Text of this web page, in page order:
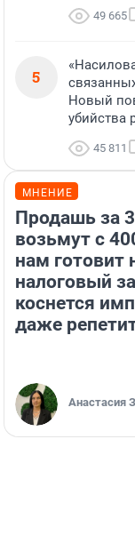
49 665
5
Новый
убийства
45 811
МНЕНИЕ
Продашь за
возьмут с
нам готовит
налоговый
коснется
даже
Анастасия